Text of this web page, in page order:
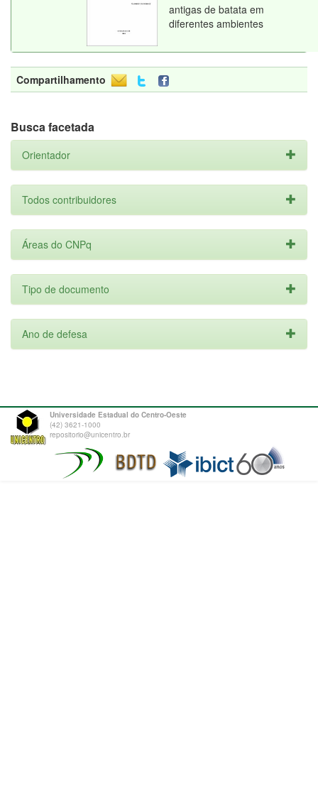
antigas de batata em
diferentes ambientes
Compartilhamento
Busca facetada
Orientador
Todos contribuidores
Áreas do CNPq
Tipo de documento
Ano de defesa
Universidade Estadual do Centro-Oeste
(42) 3621-1000
repositorio@unicentro.br